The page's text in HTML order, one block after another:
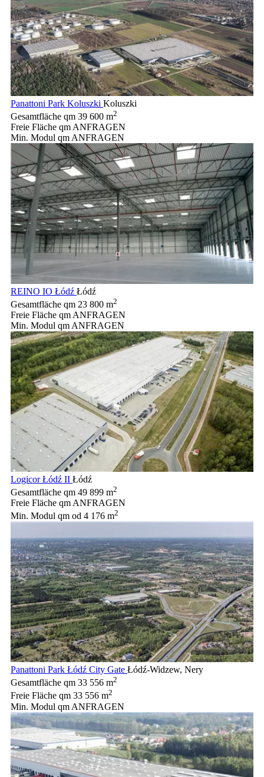
Panattoni Park Koluszki Koluszki
Gesamtfläche qm 39 600 m2
Freie Fläche qm ANFRAGEN
Min. Modul qm ANFRAGEN
REINO IO Łódź Łódź
Gesamtfläche qm 23 800 m2
Freie Fläche qm ANFRAGEN
Min. Modul qm ANFRAGEN
Logicor Łódź II Łódź
Gesamtfläche qm 49 899 m2
Freie Fläche qm ANFRAGEN
Min. Modul qm od 4 176 m2
Panattoni Park Łódź City Gate Łódź-Widzew, Nery
Gesamtfläche qm 33 556 m2
Freie Fläche qm 33 556 m2
Min. Modul qm ANFRAGEN